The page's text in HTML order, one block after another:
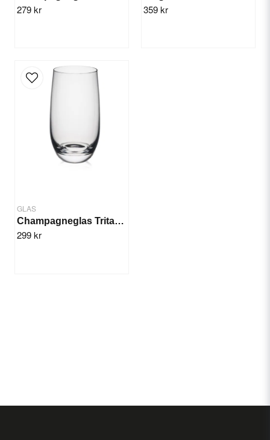
279 kr 359 kr
GLAS
Champagneglas Tritan 18cl, 12st
299 kr